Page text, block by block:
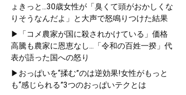
ょきっと...30歳女性が「臭くて頭がおかしくな
りそうなんだよ」と大声で怒鳴りつけた結果
▶「コメ農家が国に殺されかけている」価格
高騰も農家に恩恵なし...「令和の百姓一揆」代
表が語った国への怒り
▶おっぱいを“揉む”のは逆効果!女性がもっと
も“感じられる”3つのおっぱいテクとは